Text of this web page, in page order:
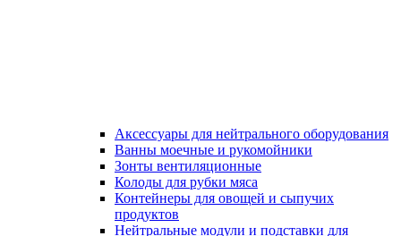
Аксессуары для нейтрального оборудования
Ванны моечные и рукомойники
Зонты вентиляционные
Колоды для рубки мяса
Контейнеры для овощей и сыпучих
продуктов
Нейтральные модули и подставки для